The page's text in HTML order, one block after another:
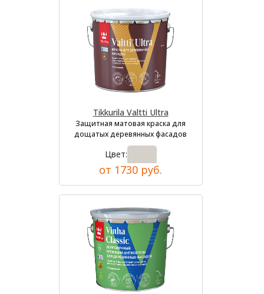
Tikkurila Valtti Ultra
Защитная матовая краска для
дощатых деревянных фасадов
Цвет:
от 1730 руб.